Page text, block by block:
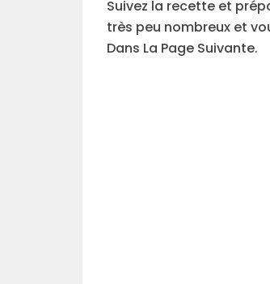
Suivez la recette et
très peu nombreux et
Dans La Page Suivante.